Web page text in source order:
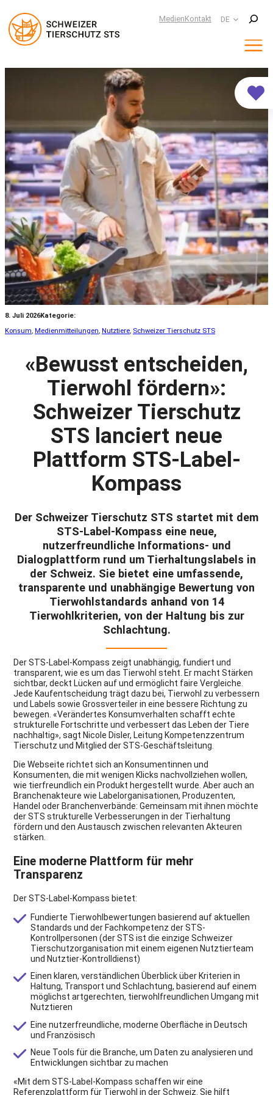
MedienKontakt DE
Suchen
8. Juli 2026Kategorie:
Konsum, Medienmitteilungen, Nutztiere, Schweizer Tierschutz STS
«Bewusst entscheiden,
Tierwohl fördern»:
Schweizer Tierschutz
STS lanciert neue
Plattform STS-Label-
Kompass
Der Schweizer Tierschutz STS startet mit dem
STS-Label-Kompass eine neue,
nutzerfreundliche Informations- und
Dialogplattform rund um Tierhaltungslabels in
der Schweiz. Sie bietet eine umfassende,
transparente und unabhängige Bewertung von
Tierwohlstandards anhand von 14
Tierwohlkriterien, von der Haltung bis zur
Schlachtung.
Der STS‑Label‑Kompass zeigt unabhängig, fundiert und
transparent, wie es um das Tierwohl steht. Er macht Stärken
sichtbar, deckt Lücken auf und ermöglicht faire Vergleiche.
Jede Kaufentscheidung trägt dazu bei, Tierwohl zu verbessern
und Labels sowie Grossverteiler in eine bessere Richtung zu
bewegen. «Verändertes Konsumverhalten schafft echte
strukturelle Fortschritte und verbessert das Leben der Tiere
nachhaltig», sagt Nicole Disler, Leitung Kompetenzzentrum
Tierschutz und Mitglied der STS-Geschäftsleitung.
Die Webseite richtet sich an Konsumentinnen und
Konsumenten, die mit wenigen Klicks nachvollziehen wollen,
wie tierfreundlich ein Produkt hergestellt wurde. Aber auch an
Branchenakteure wie Labelorganisationen, Produzenten,
Handel oder Branchenverbände: Gemeinsam mit ihnen möchte
der STS strukturelle Verbesserungen in der Tierhaltung
fördern und den Austausch zwischen relevanten Akteuren
stärken.
Eine moderne Plattform für mehr
Transparenz
Der STS-Label-Kompass bietet:
Fundierte Tierwohlbewertungen basierend auf aktuellen
Standards und der Fachkompetenz der STS-
Kontrollpersonen (der STS ist die einzige Schweizer
Tierschutzorganisation mit einem eigenen Nutztierteam
und Nutztier-Kontrolldienst)
Einen klaren, verständlichen Überblick über Kriterien in
Haltung, Transport und Schlachtung, basierend auf einem
möglichst artgerechten, tierwohlfreundlichen Umgang mit
Nutztieren
Eine nutzerfreundliche, moderne Oberfläche in Deutsch
und Französisch
Neue Tools für die Branche, um Daten zu analysieren und
Entwicklungen sichtbar zu machen
«Mit dem STS-Label-Kompass schaffen wir eine
Referenzplattform für Tierwohl in der Schweiz. Sie hilft